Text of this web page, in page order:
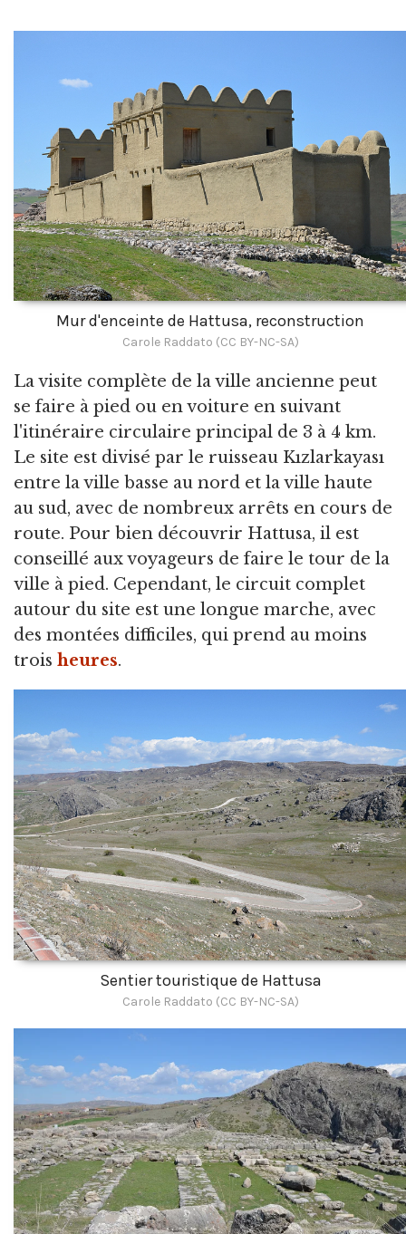
Mur d'enceinte de Hattusa, reconstruction
Carole Raddato (CC BY-NC-SA)
La visite complète de la ville ancienne peut
se faire à pied ou en voiture en suivant
l'itinéraire circulaire principal de 3 à 4 km.
Le site est divisé par le ruisseau Kızlarkayası
entre la ville basse au nord et la ville haute
au sud, avec de nombreux arrêts en cours de
route. Pour bien découvrir Hattusa, il est
conseillé aux voyageurs de faire le tour de la
ville à pied. Cependant, le circuit complet
autour du site est une longue marche, avec
des montées difficiles, qui prend au moins
trois heures.
Sentier touristique de Hattusa
Carole Raddato (CC BY-NC-SA)